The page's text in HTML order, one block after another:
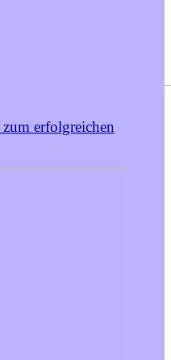
erfolgreichen